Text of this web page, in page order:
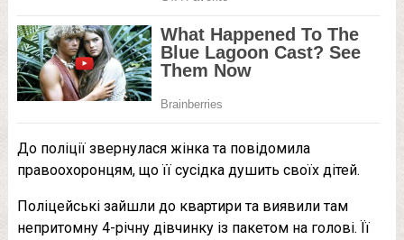
До поліції звернулася жінка та повідомила
правоохоронцям, що її сусідка душить своїх дітей.
Поліцейські зайшли до квартири та виявили там
непритомну 4-річну дівчинку із пакетом на голові. Її